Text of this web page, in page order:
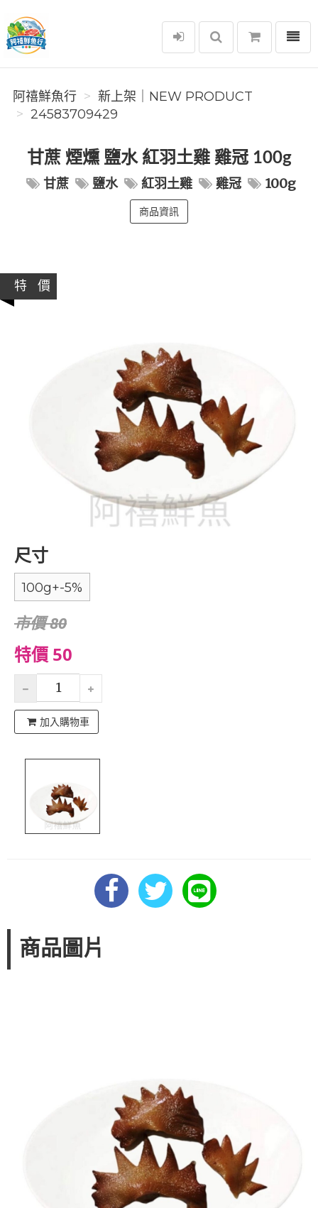
阿禧鮮魚行
選單
阿禧鮮魚行
️新上架｜NEW PRODUCT
24583709429
甘蔗 煙燻 鹽水 紅羽土雞 雞冠 100g
甘蔗 鹽水 紅羽土雞 雞冠 100g
商品資訊
特 價
尺寸
100g+-5%
市價 80
特價 50
加入購物車
商品圖片